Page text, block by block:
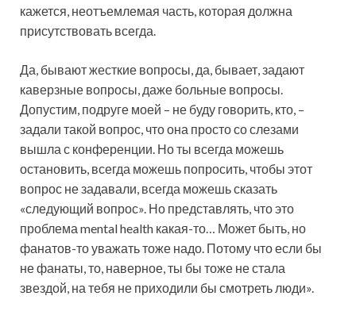
кажется, неотъемлемая часть, которая должна
присутствовать всегда.
Да, бывают жесткие вопросы, да, бывает, задают
каверзные вопросы, даже больные вопросы.
Допустим, подруге моей – не буду говорить, кто, –
задали такой вопрос, что она просто со слезами
вышла с конференции. Но ты всегда можешь
остановить, всегда можешь попросить, чтобы этот
вопрос не задавали, всегда можешь сказать
«следующий вопрос». Но представлять, что это
проблема mental health какая-то… Может быть, но
фанатов-то уважать тоже надо. Потому что если бы
не фанаты, то, наверное, ты бы тоже не стала
звездой, на тебя не приходили бы смотреть люди».